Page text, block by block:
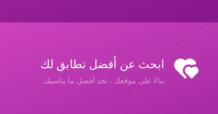
ابحث عن أفضل تطابق لك
بناءً على موقعك ، نجد أفضل ما يناسبك.